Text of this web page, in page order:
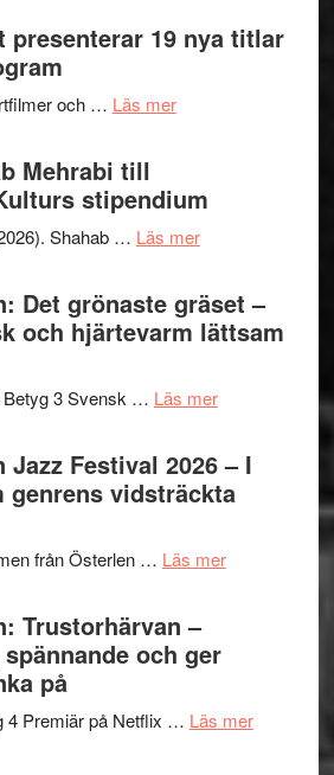
trailern
för
X-
I
Want
to
Believe
Vrach
Frankenshtey
med
Mulder
och
Dana
presenterar 19 nya titlar
och … Läs merom
presenterar
19
titlar
i
Mehrabi till
stipendium
Shahab … Läs merom
Shahab
Mehrabi
till
Kulturs
Det grönaste gräset –
och hjärtevarm lättsam
Betyg 3 Svensk … Läs merom
Filmrecension:
Det
grönaste
gräset
en
hjärtevarm
Jazz Festival 2026 – I
genrens vidsträckta
från Österlen … Läs merom
–
Trustorhärvan –
och ger
på
4 Premiär på Netflix … Läs merom